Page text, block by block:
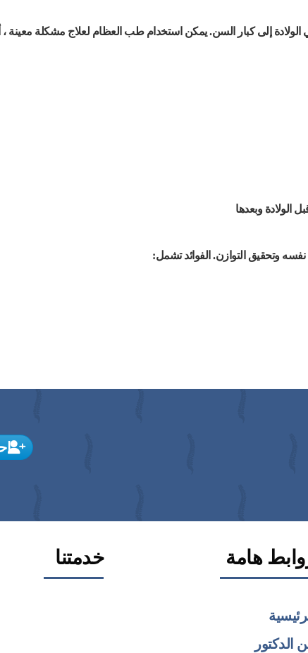
الولادة إلى كبار السن. يمكن استخدام طب العظام لعلاج مشكلة
الولادة وبعدها
وتحقيق التوازن. الفوائد تشمل:
هامة
الدكتور
خدمتنا